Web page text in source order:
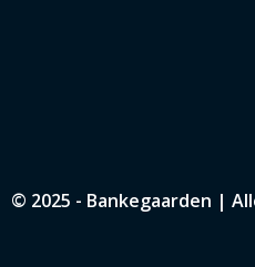
© 2025 - Bankegaarden |